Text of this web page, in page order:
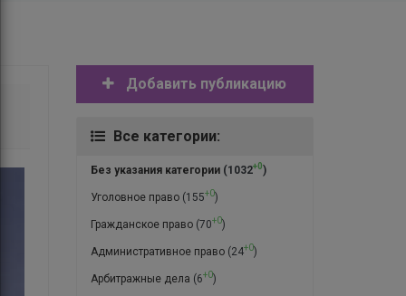
Добавить публикацию
Все категории:
Без указания категории(1032+0)
Уголовное право(155+0)
Гражданское право(70+0)
Административное право(24+0)
Арбитражные дела (6+0)